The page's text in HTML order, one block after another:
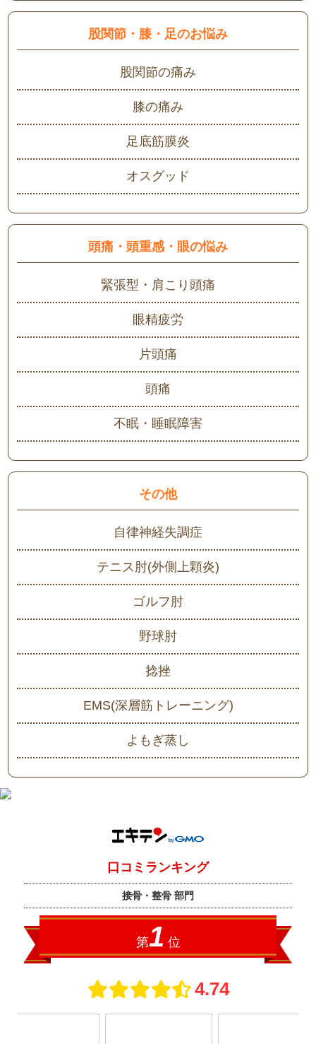
股関節・膝・足のお悩み
股関節の痛み
膝の痛み
足底筋膜炎
オスグッド
頭痛・頭重感・眼の悩み
緊張型・肩こり頭痛
眼精疲労
片頭痛
頭痛
不眠・睡眠障害
その他
自律神経失調症
テニス肘(外側上顆炎)
ゴルフ肘
野球肘
捻挫
EMS(深層筋トレーニング)
よもぎ蒸し